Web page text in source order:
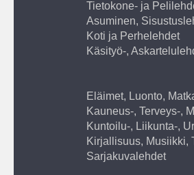
Tietokone- ja
Asuminen,
Koti ja Perhelehdet
Käsityö-,
Eläimet, Luonto,
Kauneus-, Terveys-,
Kuntoilu-, Liikunta-,
Kirjallisuus, Musiikki,
Sarjakuvalehdet